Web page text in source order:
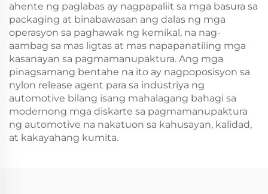
ahente ng paglabas ay nagpapaliit sa mga basura sa
packaging at binabawasan ang dalas ng mga
operasyon sa paghawak ng kemikal, na nag-
aambag sa mas ligtas at mas napapanatiling mga
kasanayan sa pagmamanupaktura. Ang mga
pinagsamang bentahe na ito ay nagpoposisyon sa
nylon release agent para sa industriya ng
automotive bilang isang mahalagang bahagi sa
modernong mga diskarte sa pagmamanupaktura
ng automotive na nakatuon sa kahusayan, kalidad,
at kakayahang kumita.